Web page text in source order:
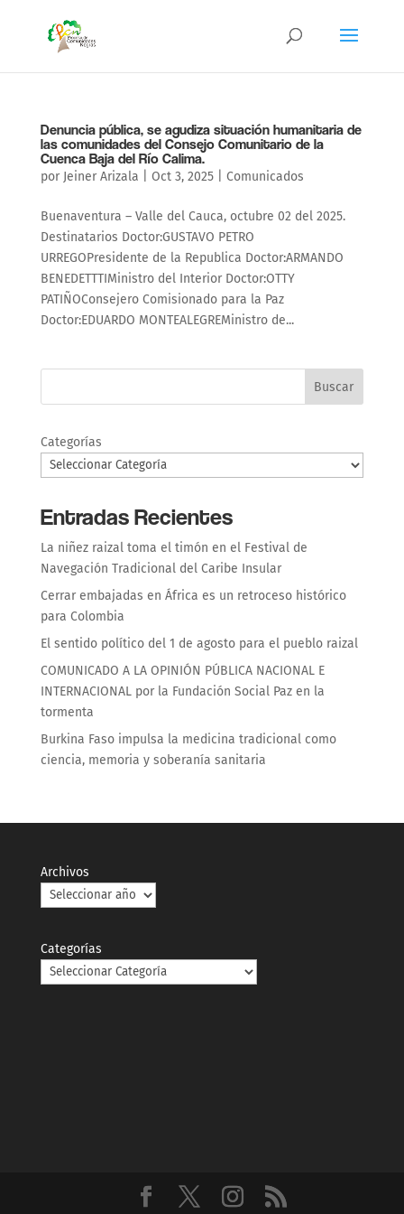
Denuncia pública, se agudiza situación humanitaria de
las comunidades del Consejo Comunitario de la
Cuenca Baja del Río Calima.
por Jeiner Arizala Oct 3, 2025| Comunicados
Buenaventura – Valle del Cauca, octubre 02 del 2025.
Destinatarios Doctor:GUSTAVO PETRO
URREGOPresidente de la Republica Doctor:ARMANDO
BENEDETTTIMinistro del Interior Doctor:OTTY
PATIÑOConsejero Comisionado para la Paz
Doctor:EDUARDO MONTEALEGREMinistro de...
Buscar
Categorías
Entradas Recientes
La niñez raizal toma el timón en el Festival de
Navegación Tradicional del Caribe Insular
Cerrar embajadas en África es un retroceso histórico
para Colombia
El sentido político del 1 de agosto para el pueblo raizal
COMUNICADO A LA OPINIÓN PÚBLICA NACIONAL E
INTERNACIONAL por la Fundación Social Paz en la
tormenta
Burkina Faso impulsa la medicina tradicional como
ciencia, memoria y soberanía sanitaria
Archivos
Categorías